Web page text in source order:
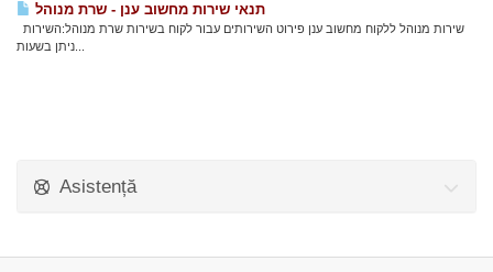
תנאי שירות מחשוב ענן - שרת מנוהל
Asistență